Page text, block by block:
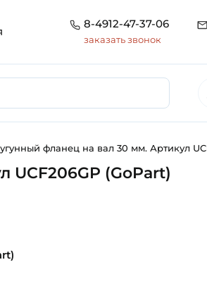
8-4912-47-37-06
заказать звонок
фланец на вал 30 мм. Артикул
(GoPart)